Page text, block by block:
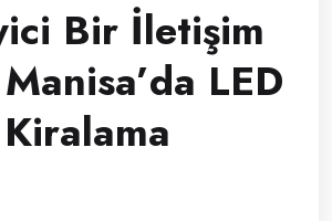
Bir İletişim
LED